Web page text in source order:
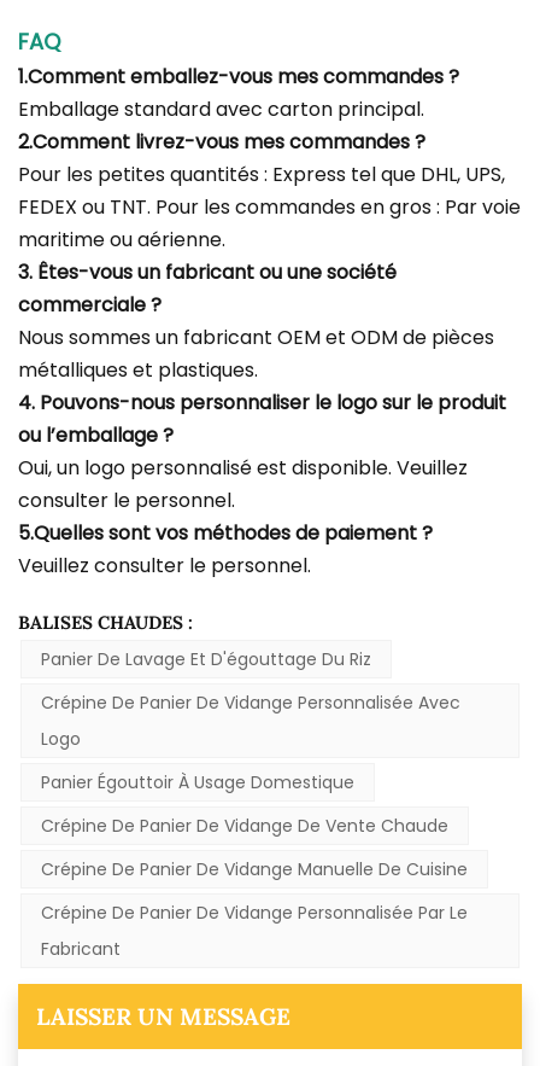
FAQ
1.Comment emballez-vous mes commandes ?
Emballage standard avec carton principal.
2.Comment livrez-vous mes commandes ?
Pour les petites quantités : Express tel que DHL, UPS,
FEDEX ou TNT. Pour les commandes en gros : Par voie
maritime ou aérienne.
3. Êtes-vous un fabricant ou une société
commerciale ?
Nous sommes un fabricant OEM et ODM de pièces
métalliques et plastiques.
4. Pouvons-nous personnaliser le logo sur le produit
ou l’emballage ?
Oui, un logo personnalisé est disponible. Veuillez
consulter le personnel.
5.Quelles sont vos méthodes de paiement ?
Veuillez consulter le personnel.
BALISES CHAUDES :
Panier De Lavage Et D'égouttage Du Riz
Crépine De Panier De Vidange Personnalisée Avec
Logo
Panier Égouttoir À Usage Domestique
Crépine De Panier De Vidange De Vente Chaude
Crépine De Panier De Vidange Manuelle De Cuisine
Crépine De Panier De Vidange Personnalisée Par Le
Fabricant
LAISSER UN MESSAGE